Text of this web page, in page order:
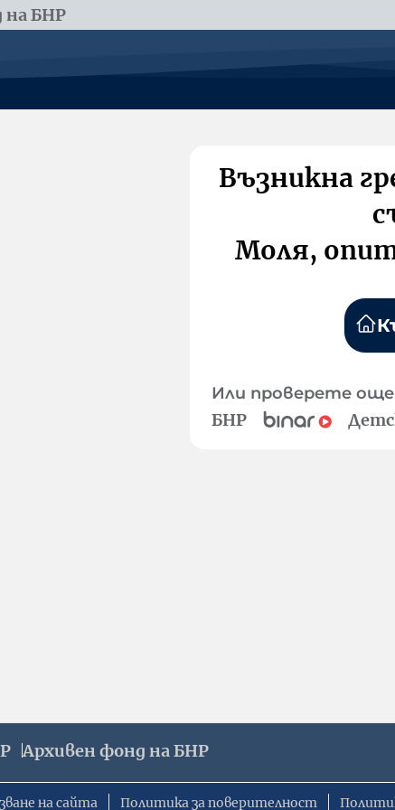
на БНР
Възникна
Моля,
Или проверете
БНР
Архивен фонд на БНР
на сайта Политика за поверителност